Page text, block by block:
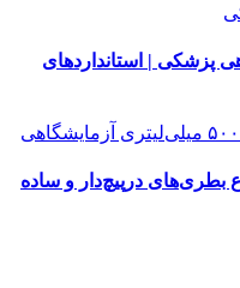
پزشکی | استانداردهای
بطری‌های در‌پیچ‌دار و ساده